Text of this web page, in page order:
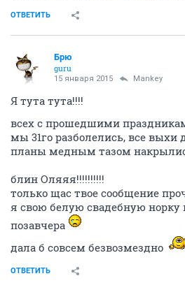
ОТВЕТИТЬ
Брю
guru
15 января 2015 Mankey
Я тута тута!!!!
всех с прошедшими
мы 31го разболелись, все выхи
планы медным тазом
блин Оляяя!!!!!!!!!!
только щас твое сообщение
я свою белую свадебную норку
позавчера
дала б совсем безвозмездно
ОТВЕТИТЬ